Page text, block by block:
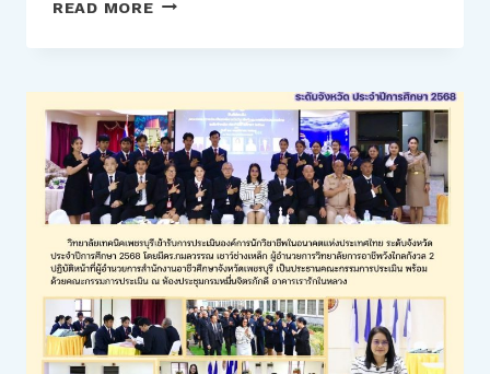
READ MORE
เพชรบุรี
ตรวจ
สาร
เสพ
ติด
นักเรียน
และ
นักศึกษา
ทุก
ระดับ
ชั้น